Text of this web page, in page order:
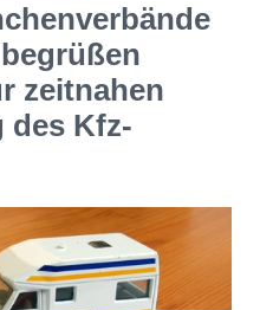
zeitnahen
des Kfz-